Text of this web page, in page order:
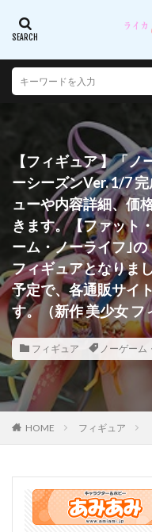
【フィギュア 】「
ーシーズンVer. 1/7
ューや内容詳細、価
きます。【ファット
ーム・ノーライフ｣
フィギュアとなりま
予定で、各通販サイ
す。（新作 美少女 フ
フィギュア ノーゲーム
HOME フィギュア